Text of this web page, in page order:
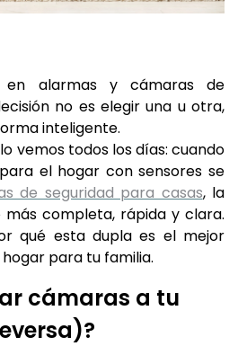
en alarmas y cámaras de
no es elegir una u otra,
inteligente.
vemos todos los días: cuando
el hogar con sensores se
de seguridad para casas, la
completa, rápida y clara.
qué esta dupla es el mejor
para tu familia.
cámaras a tu